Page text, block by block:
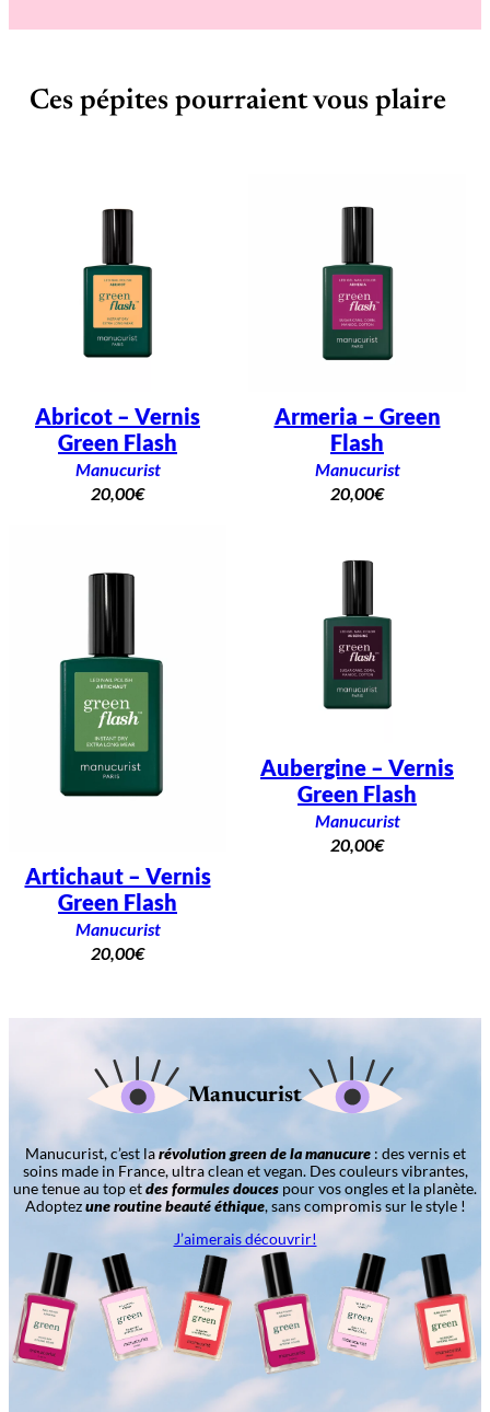
r
Ces pépites pourraient vous plaire
Abricot – Vernis
Green Flash
Manucurist
20,00€
Armeria – Green
Flash
Manucurist
20,00€
Artichaut – Vernis
Green Flash
Manucurist
20,00€
Aubergine – Vernis
Green Flash
Manucurist
20,00€
Manucurist
Manucurist, c’est larévolution green de la manucure: des vernis et
soins made in France, ultra clean et vegan. Des couleurs vibrantes,
une tenue au top etdes formules douces pour vos ongles et la planète.
Adoptezune routine beauté éthique, sans compromis sur le style !
J’aimerais découvrir!